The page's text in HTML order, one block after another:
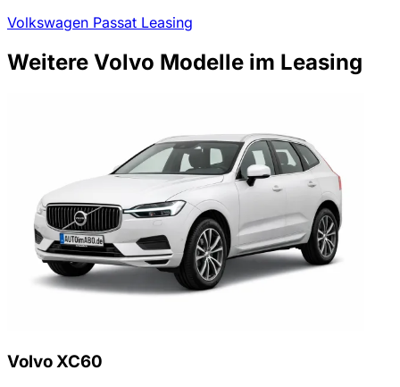
Volkswagen Passat Leasing
Weitere Volvo Modelle im Leasing
Volvo XC60